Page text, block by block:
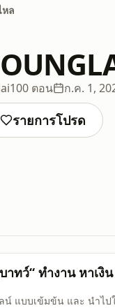
หล
100 ตอน ก.ค. 1,
รายการโปรด
ทว์“ ทำงาน หาเ
แบบเข้มข้น และ นำไป